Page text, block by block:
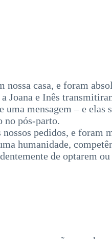
nossa casa, e foram
Joana e Inês
mensagem – e
no pós-parto.
pedidos, e
humanidade,
de optarem